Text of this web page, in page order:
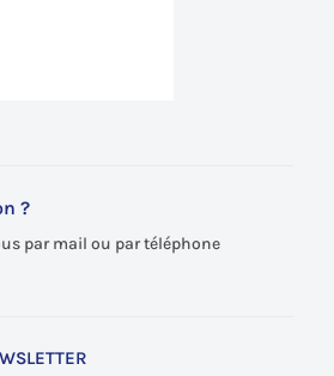
?
par mail ou par téléphone